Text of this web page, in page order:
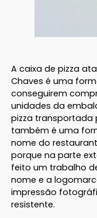
A caixa de pizza
Chaves é uma
conseguirem
unidades da
pizza transportada
também é uma
nome do
porque na parte
feito um trabalho
nome e a
impressão
resistente.